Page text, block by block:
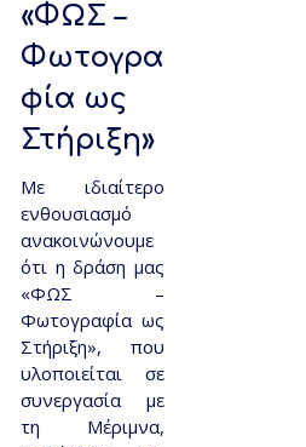
«ΦΩΣ –
Φωτογρα
φία ως
Στήριξη»
Με ιδιαίτερο
ενθουσιασμό
ανακοινώνουμε
ότι η δράση μας
«ΦΩΣ –
Φωτογραφία ως
Στήριξη», που
υλοποιείται σε
συνεργασία με
τη Μέριμνα,